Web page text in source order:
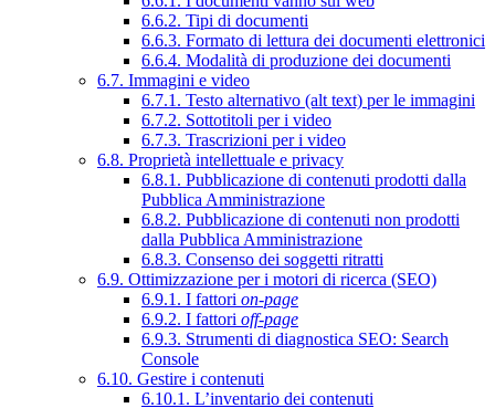
6.6.2. Tipi di documenti
6.6.3. Formato di lettura dei documenti elettronici
6.6.4. Modalità di produzione dei documenti
6.7. Immagini e video
6.7.1. Testo alternativo (alt text) per le immagini
6.7.2. Sottotitoli per i video
6.7.3. Trascrizioni per i video
6.8. Proprietà intellettuale e privacy
6.8.1. Pubblicazione di contenuti prodotti dalla
Pubblica Amministrazione
6.8.2. Pubblicazione di contenuti non prodotti
dalla Pubblica Amministrazione
6.8.3. Consenso dei soggetti ritratti
6.9. Ottimizzazione per i motori di ricerca (SEO)
6.9.1. I fattori on-page
6.9.2. I fattori off-page
6.9.3. Strumenti di diagnostica SEO: Search
Console
6.10. Gestire i contenuti
6.10.1. L’inventario dei contenuti